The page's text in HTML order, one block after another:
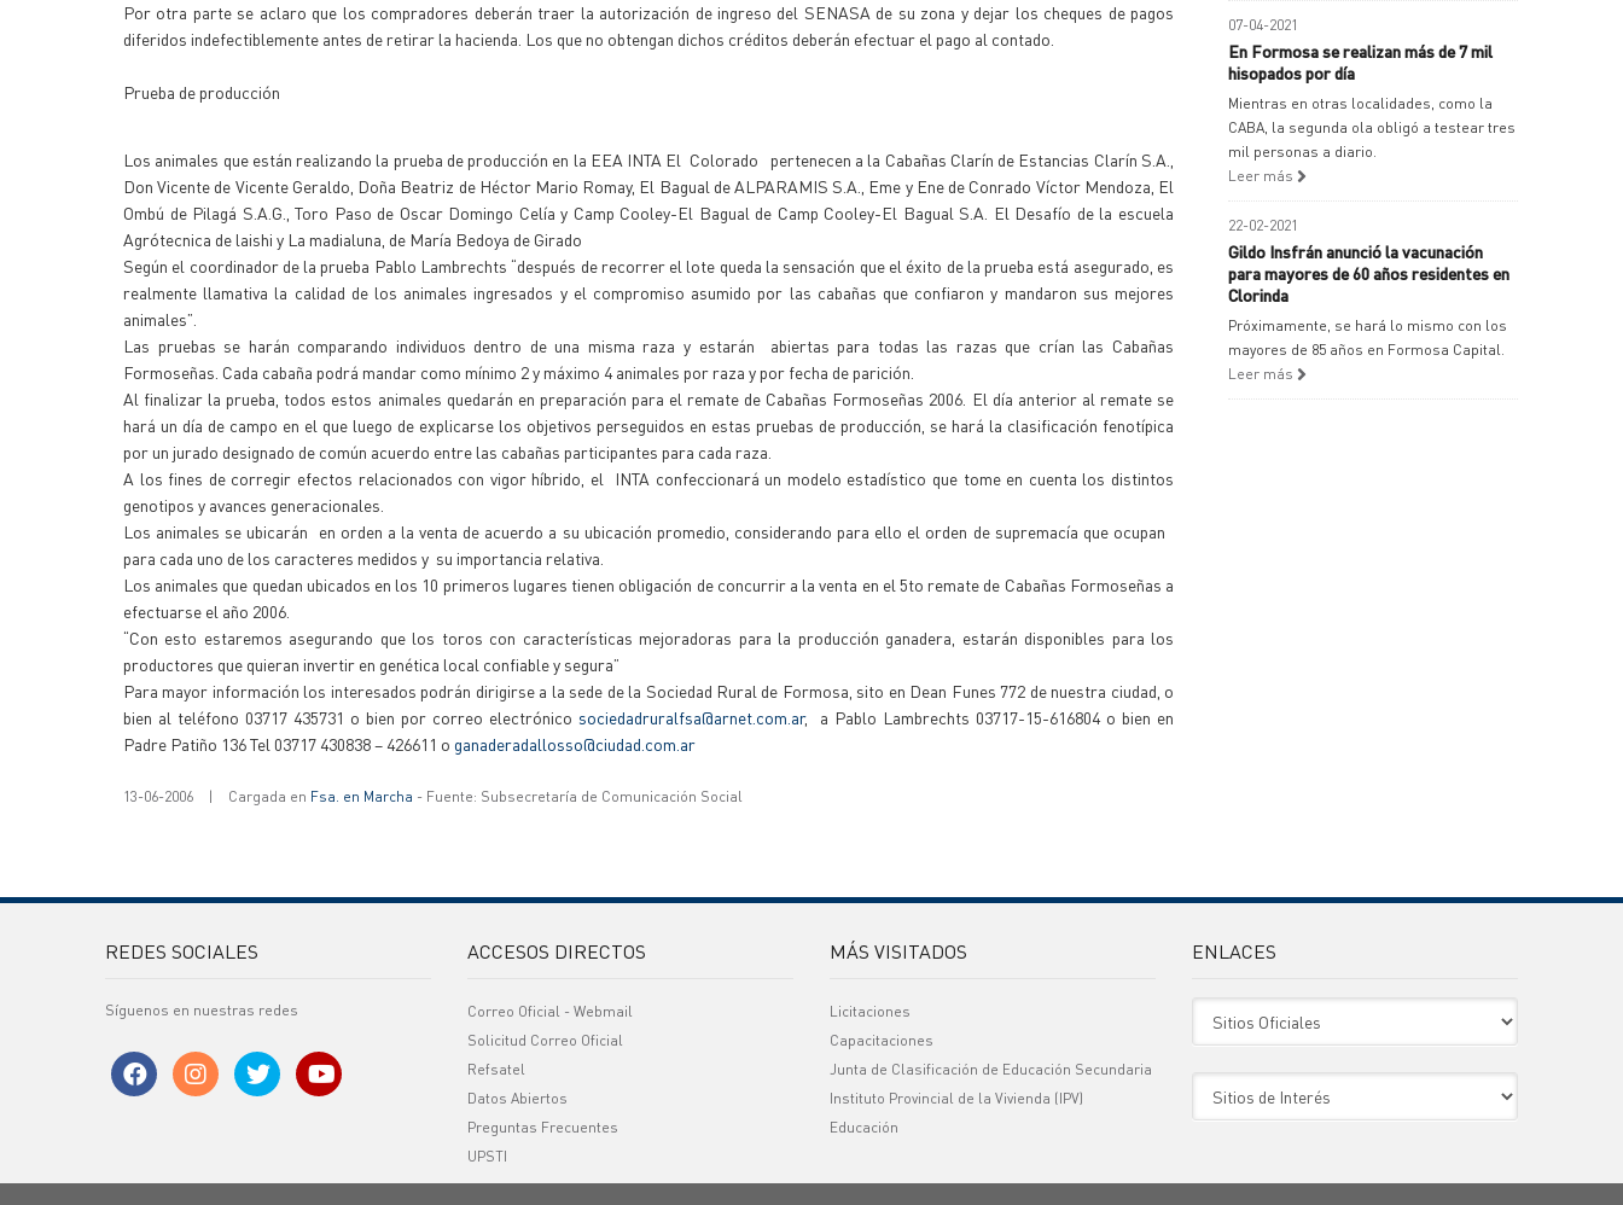
Por otra parte se aclaro que los compradores deberán traer la autorización de ingreso del SENASA de su zona y dejar los cheques de pagos
diferidos indefectiblemente antes de retirar la hacienda. Los que no obtengan dichos créditos deberán efectuar el pago al contado.
Prueba de producción
Los animales que están realizando la prueba de producción en la EEA INTA El Colorado pertenecen a la Cabañas Clarín de Estancias Clarín S.A.,
Don Vicente de Vicente Geraldo, Doña Beatriz de Héctor Mario Romay, El Bagual de ALPARAMIS S.A., Eme y Ene de Conrado Víctor Mendoza, El
Ombú de Pilagá S.A.G., Toro Paso de Oscar Domingo Celía y Camp Cooley-El Bagual de Camp Cooley-El Bagual S.A. El Desafío de la escuela
Agrótecnica de laishi y La madialuna, de María Bedoya de Girado
Según el coordinador de la prueba Pablo Lambrechts “después de recorrer el lote queda la sensación que el éxito de la prueba está asegurado, es
realmente llamativa la calidad de los animales ingresados y el compromiso asumido por las cabañas que confiaron y mandaron sus mejores
animales”.
Las pruebas se harán comparando individuos dentro de una misma raza y estarán abiertas para todas las razas que crían las Cabañas
Formoseñas. Cada cabaña podrá mandar como mínimo 2 y máximo 4 animales por raza y por fecha de parición.
Al finalizar la prueba, todos estos animales quedarán en preparación para el remate de Cabañas Formoseñas 2006. El día anterior al remate se
hará un día de campo en el que luego de explicarse los objetivos perseguidos en estas pruebas de producción, se hará la clasificación fenotípica
por un jurado designado de común acuerdo entre las cabañas participantes para cada raza.
A los fines de corregir efectos relacionados con vigor híbrido, el INTA confeccionará un modelo estadístico que tome en cuenta los distintos
genotipos y avances generacionales.
Los animales se ubicarán en orden a la venta de acuerdo a su ubicación promedio, considerando para ello el orden de supremacía que ocupan
para cada uno de los caracteres medidos y su importancia relativa.
Los animales que quedan ubicados en los 10 primeros lugares tienen obligación de concurrir a la venta en el 5to remate de Cabañas Formoseñas a
efectuarse el año 2006.
“Con esto estaremos asegurando que los toros con características mejoradoras para la producción ganadera, estarán disponibles para los
productores que quieran invertir en genética local confiable y segura”
Para mayor información los interesados podrán dirigirse a la sede de la Sociedad Rural de Formosa, sito en Dean Funes 772 de nuestra ciudad, o
bien al teléfono 03717 435731 o bien por correo electrónico sociedadruralfsa@arnet.com.ar, a Pablo Lambrechts 03717-15-616804 o bien en
Padre Patiño 136 Tel 03717 430838 – 426611 o ganaderadallosso@ciudad.com.ar
13-06-2006 | Cargada en Fsa. en Marcha - Fuente: Subsecretaría de Comunicación Social
07-04-2021
En Formosa se realizan más de 7 mil
hisopados por día
Mientras en otras localidades, como la
CABA, la segunda ola obligó a testear tres
mil personas a diario.
Leer más
22-02-2021
Gildo Insfrán anunció la vacunación
para mayores de 60 años residentes en
Clorinda
Próximamente, se hará lo mismo con los
mayores de 85 años en Formosa Capital.
Leer más
REDES SOCIALES
Síguenos en nuestras redes
ACCESOS DIRECTOS
Correo Oficial - Webmail
Solicitud Correo Oficial
Refsatel
Datos Abiertos
Preguntas Frecuentes
UPSTI
MÁS VISITADOS
Licitaciones
Capacitaciones
Junta de Clasificación de Educación Secundaria
Instituto Provincial de la Vivienda (IPV)
Educación
ENLACES